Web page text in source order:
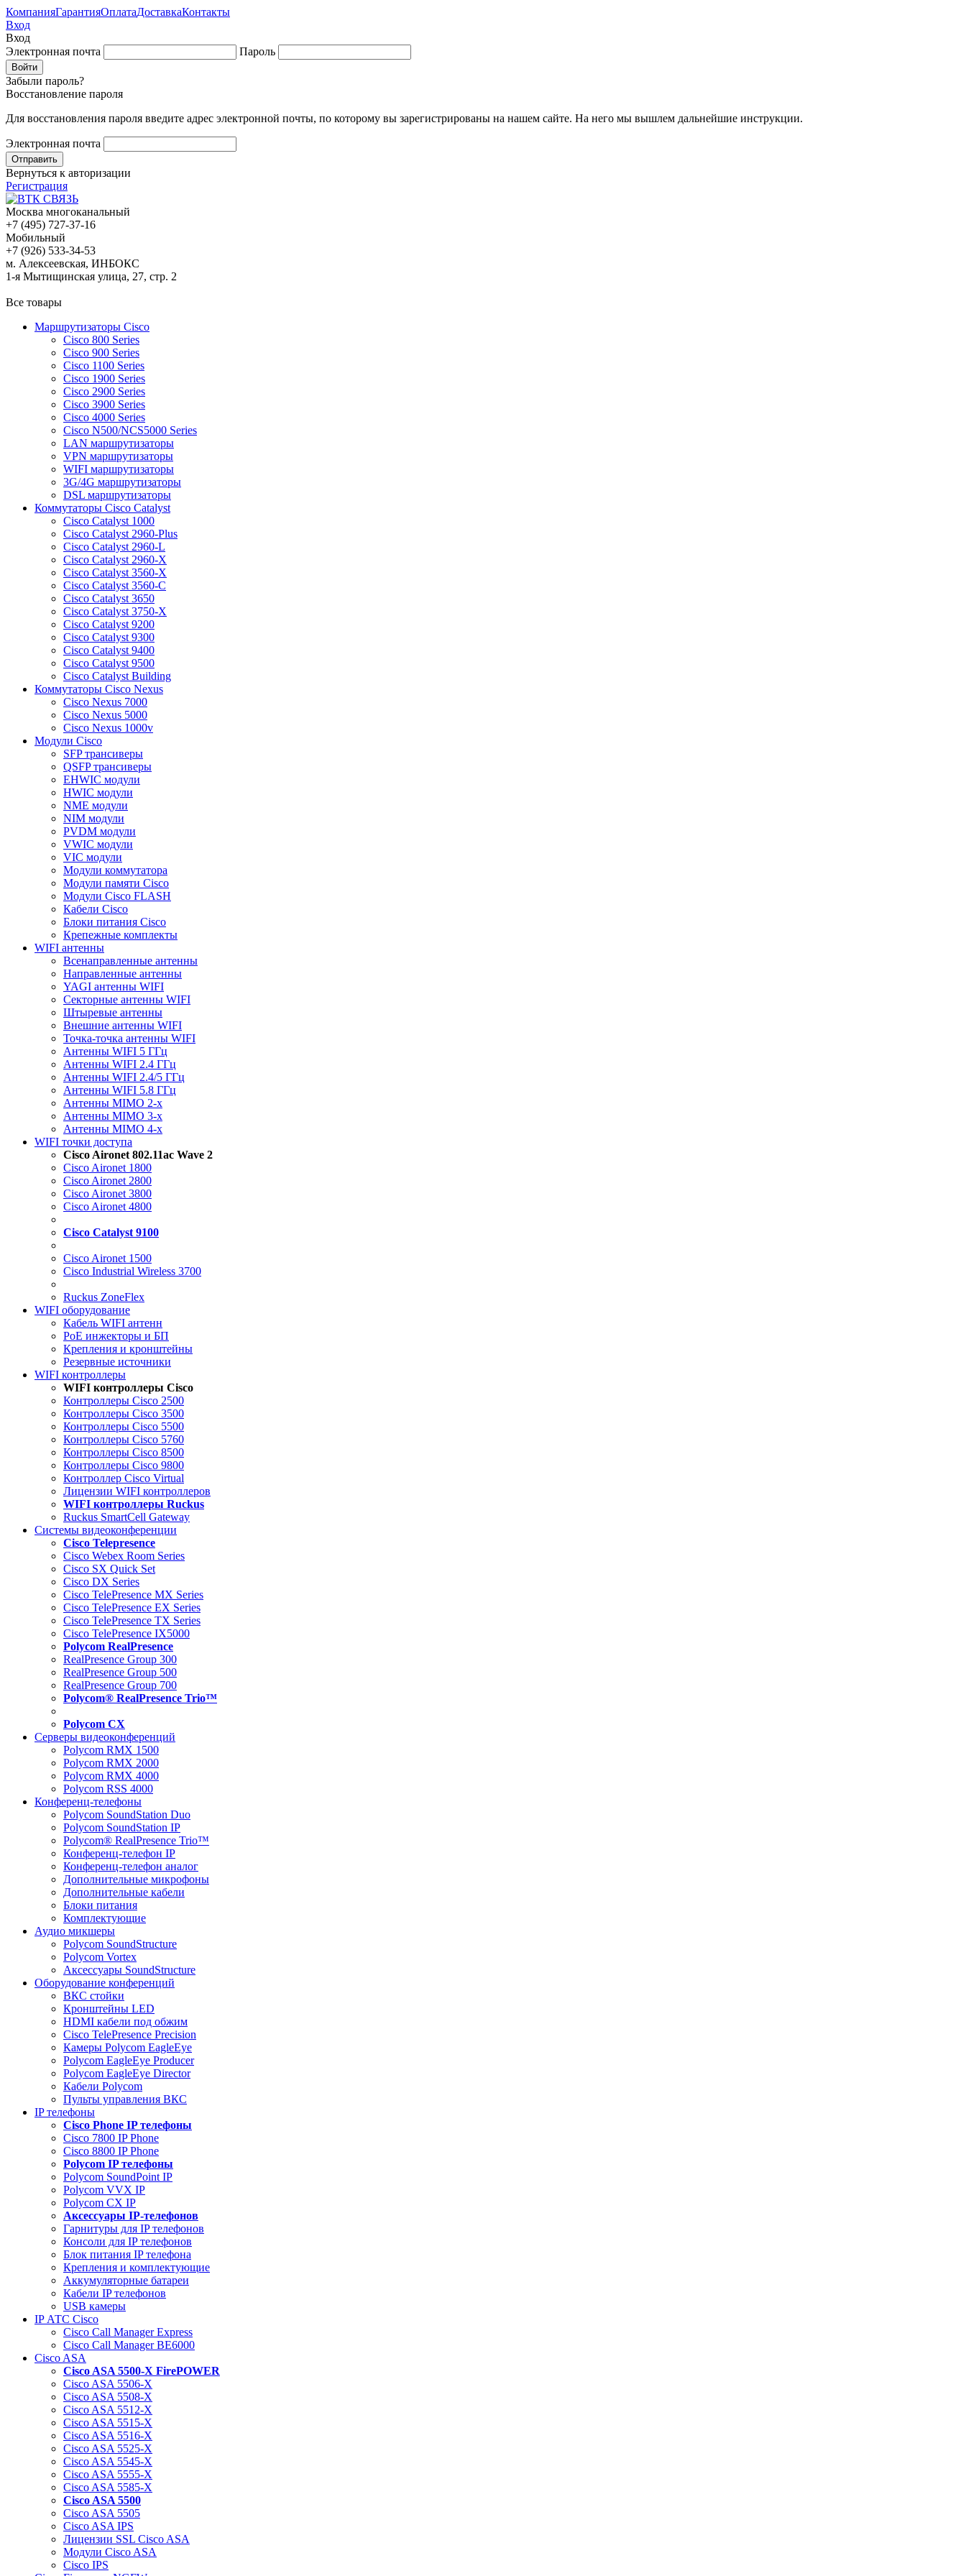
КомпанияГарантияОплатаДоставкаКонтакты
Вход
Вход
Электронная почта
Пароль
Забыли пароль?
Восстановление пароля
Для восстановления пароля введите адрес электронной почты, по которому вы зарегистрированы на нашем сайте. На него мы вышлем дальнейшие инструкции.
Электронная почта
Вернуться к авторизации
Регистрация
Москва многоканальный
+7 (495) 727-37-16
Мобильный
+7 (926) 533-34-53
м. Алексеевская, ИНБОКС
1-я Мытищинская улица, 27, стр. 2
Все товары
Маршрутизаторы Cisco
Cisco 800 Series
Cisco 900 Series
Cisco 1100 Series
Cisco 1900 Series
Cisco 2900 Series
Cisco 3900 Series
Cisco 4000 Series
Cisco N500/NCS5000 Series
LAN маршрутизаторы
VPN маршрутизаторы
WIFI маршрутизаторы
3G/4G маршрутизаторы
DSL маршрутизаторы
Коммутаторы Cisco Catalyst
Cisco Catalyst 1000
Cisco Catalyst 2960-Plus
Cisco Catalyst 2960-L
Cisco Catalyst 2960-X
Cisco Catalyst 3560-X
Cisco Catalyst 3560-C
Cisco Catalyst 3650
Cisco Catalyst 3750-X
Cisco Catalyst 9200
Cisco Catalyst 9300
Cisco Catalyst 9400
Cisco Catalyst 9500
Cisco Catalyst Building
Коммутаторы Cisco Nexus
Cisco Nexus 7000
Cisco Nexus 5000
Cisco Nexus 1000v
Модули Cisco
SFP трансиверы
QSFP трансиверы
EHWIC модули
HWIC модули
NME модули
NIM модули
PVDM модули
VWIC модули
VIC модули
Модули коммутатора
Модули памяти Cisco
Модули Cisco FLASH
Кабели Cisco
Блоки питания Cisco
Крепежные комплекты
WIFI антенны
Всенаправленные антенны
Направленные антенны
YAGI антенны WIFI
Секторные антенны WIFI
Штыревые антенны
Внешние антенны WIFI
Точка-точка антенны WIFI
Антенны WIFI 5 ГГц
Антенны WIFI 2.4 ГГц
Антенны WIFI 2.4/5 ГГц
Антенны WIFI 5.8 ГГц
Антенны MIMO 2-x
Антенны MIMO 3-x
Антенны MIMO 4-x
WIFI точки доступа
Cisco Aironet 802.11ac Wave 2
Cisco Aironet 1800
Cisco Aironet 2800
Cisco Aironet 3800
Cisco Aironet 4800
Cisco Catalyst 9100
Cisco Aironet 1500
Cisco Industrial Wireless 3700
Ruckus ZoneFlex
WIFI оборудование
Кабель WIFI антенн
PoE инжекторы и БП
Крепления и кронштейны
Резервные источники
WIFI контроллеры
WIFI контроллеры Cisco
Контроллеры Cisco 2500
Контроллеры Cisco 3500
Контроллеры Cisco 5500
Контроллеры Cisco 5760
Контроллеры Cisco 8500
Контроллеры Cisco 9800
Контроллер Cisco Virtual
Лицензии WIFI контроллеров
WIFI контроллеры Ruckus
Ruckus SmartCell Gateway
Системы видеоконференции
Cisco Telepresence
Cisco Webex Room Series
Cisco SX Quick Set
Cisco DX Series
Cisco TelePresence MX Series
Cisco TelePresence EX Series
Cisco TelePresence TX Series
Cisco TelePresence IX5000
Polycom RealPresence
RealPresence Group 300
RealPresence Group 500
RealPresence Group 700
Polycom® RealPresence Trio™
Polycom CX
Серверы видеоконференций
Polycom RMX 1500
Polycom RMX 2000
Polycom RMX 4000
Polycom RSS 4000
Конференц-телефоны
Polycom SoundStation Duo
Polycom SoundStation IP
Polycom® RealPresence Trio™
Конференц-телефон IP
Конференц-телефон аналог
Дополнительные микрофоны
Дополнительные кабели
Блоки питания
Комплектующие
Аудио микшеры
Polycom SoundStructure
Polycom Vortex
Аксессуары SoundStructure
Оборудование конференций
ВКС стойки
Кронштейны LED
HDMI кабели под обжим
Cisco TelePresence Precision
Камеры Polycom EagleEye
Polycom EagleEye Producer
Polycom EagleEye Director
Кабели Polycom
Пульты управления ВКС
IP телефоны
Сisco Phone IP телефоны
Cisco 7800 IP Phone
Cisco 8800 IP Phone
Polycom IP телефоны
Polycom SoundPoint IP
Polycom VVX IP
Polycom CX IP
Аксессуары IP-телефонов
Гарнитуры для IP телефонов
Консоли для IP телефонов
Блок питания IP телефона
Крепления и комплектующие
Аккумуляторные батареи
Кабели IP телефонов
USB камеры
IP АТС Cisco
Cisco Call Manager Express
Cisco Call Manager BE6000
Cisco ASA
Cisco ASA 5500-X FirePOWER
Cisco ASA 5506-X
Cisco ASA 5508-X
Cisco ASA 5512-X
Cisco ASA 5515-X
Cisco ASA 5516-X
Cisco ASA 5525-X
Cisco ASA 5545-X
Cisco ASA 5555-X
Cisco ASA 5585-X
Cisco ASA 5500
Cisco ASA 5505
Cisco ASA IPS
Лицензии SSL Cisco ASA
Модули Cisco ASA
Cisco IPS